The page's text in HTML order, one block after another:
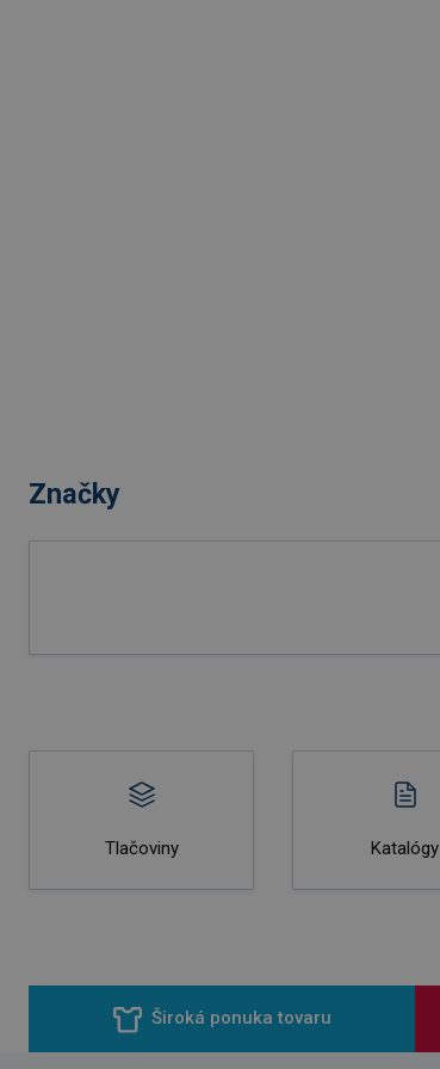
Značky
Tlačoviny Katalógy
Široká ponuka tovaru